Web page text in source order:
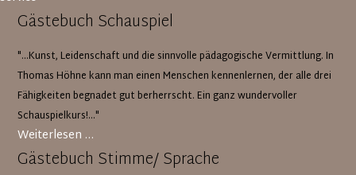
Gästebuch Schauspiel
"...Kunst, Leidenschaft und die sinnvolle pädagogische Vermittlung. In
Thomas Höhne kann man einen Menschen kennenlernen, der alle drei
Fähigkeiten begnadet gut berherrscht. Ein ganz wundervoller
Schauspielkurs!..."
Weiterlesen …
Schauspiel
Gästebuch Stimme/ Sprache